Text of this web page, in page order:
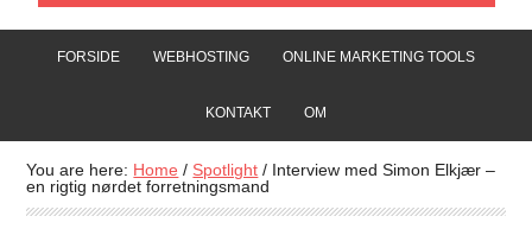
FORSIDE WEBHOSTING ONLINE MARKETING TOOLS
KONTAKT OM
You are here: Home / Spotlight / Interview med Simon Elkjær –
en rigtig nørdet forretningsmand